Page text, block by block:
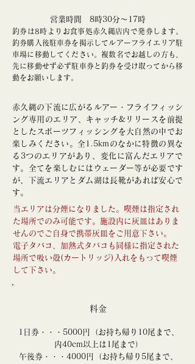
営業時間 8時30分～17時
釣券は8時よりお食事処赤久縄店内で発券します。
釣券購入後駐車券を掲示してルアーフライエリア駐
車場に移動してください。複数名でお越しの方も、
先に移動せず必ず駐車券と釣券を受け取ってから移
動をお願いします。
赤久縄の下流に広がるルアー・フライフィッシ
ング専用のエリア、キャッチ&リリースを前提
としたスポーツフィッシングを大自然の中でお
楽しみください。全1.5kmのなかに特徴の異な
る3つのエリアがあり、変化に富んだエリアで
す。全てを楽しむにはウェーダー等が必要です
が、下流エリアとダム湖は長靴があれば安心で
す。
当エリアは分煙になりました。喫煙は指定され
た場所でのみ可能です。施設内に灰皿はありま
せんのでご自身で携帯灰皿をご用意下さい。
電子タバコ、加熱式タバコも同様に指定された
場所で吸い殻(カートリッジ)入れをもって喫煙
して下さい。
料金
1日券・・・5000円（お持ち帰り10尾まで、
内40cm以上は1尾まで）
午後券・・・4000円（お持ち帰り5尾まで、